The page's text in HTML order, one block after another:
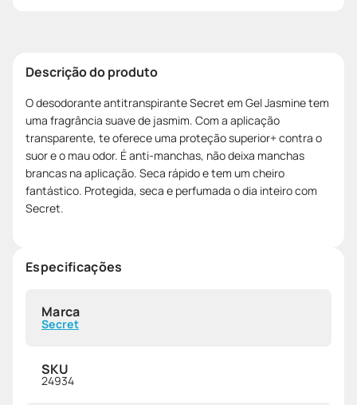
Descrição do produto
O desodorante antitranspirante Secret em Gel Jasmine tem
uma fragrância suave de jasmim. Com a aplicação
transparente, te oferece uma proteção superior+ contra o
suor e o mau odor. É anti-manchas, não deixa manchas
brancas na aplicação. Seca rápido e tem um cheiro
fantástico. Protegida, seca e perfumada o dia inteiro com
Secret.
Especificações
Marca
Secret
SKU
24934